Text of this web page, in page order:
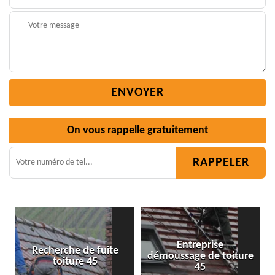
On vous rappelle gratuitement
Entreprise
démoussage de toiture
45
Isolation toiture 45